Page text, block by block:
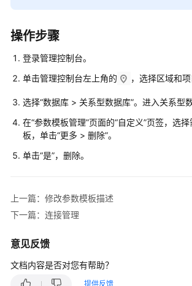
速
入
门
内
核
绍
用
南
最
实
践
操作步骤
登录管理控制台。
单击管理控制台左上角的
，选择区域和项
选择“数据库 > 关系型数据库”。进入关系型
在“参数模板管理”页面的“自定义”页签，选
板，单击“更多 > 删除”。
单击“是”，删除。
上一篇：修改参数模板描述
下一篇：连接管理
意见反馈
文档内容是否对您有帮助？
提供反馈